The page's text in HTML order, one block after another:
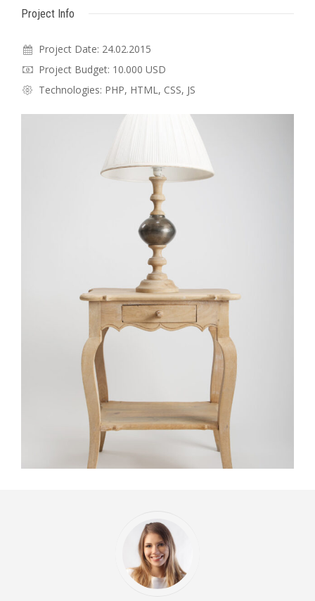
Project Info
Project Date: 24.02.2015
Project Budget: 10.000 USD
Technologies: PHP, HTML, CSS, JS